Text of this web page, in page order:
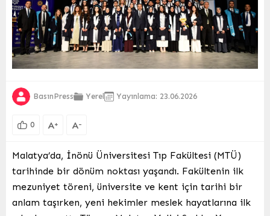
BasınPress Yerel Yayınlama: 23.06.2026
0 A+ A-
Malatya’da, İnönü Üniversitesi Tıp Fakültesi (MTÜ)
tarihinde bir dönüm noktası yaşandı. Fakültenin ilk
mezuniyet töreni, üniversite ve kent için tarihi bir
anlam taşırken, yeni hekimler meslek hayatlarına ilk